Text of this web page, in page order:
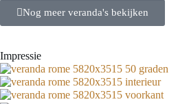
Nog meer veranda's bekijken
Impressie